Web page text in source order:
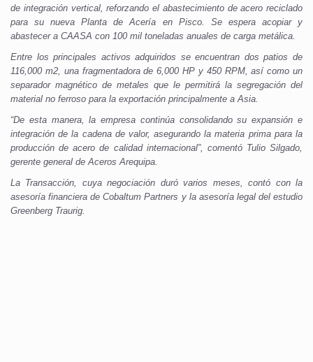
de integración vertical, reforzando el abastecimiento de acero reciclado
para su nueva Planta de Acería en Pisco. Se espera acopiar y
abastecer a CAASA con 100 mil toneladas anuales de carga metálica.
Entre los principales activos adquiridos se encuentran dos patios de
116,000 m2, una fragmentadora de 6,000 HP y 450 RPM, así como un
separador magnético de metales que le permitirá la segregación del
material no ferroso para la exportación principalmente a Asia.
“De esta manera, la empresa continúa consolidando su expansión e
integración de la cadena de valor, asegurando la materia prima para la
producción de acero de calidad internacional”, comentó Tulio Silgado,
gerente general de Aceros Arequipa.
La Transacción, cuya negociación duró varios meses, contó con la
asesoría financiera de Cobaltum Partners y la asesoría legal del estudio
Greenberg Traurig.